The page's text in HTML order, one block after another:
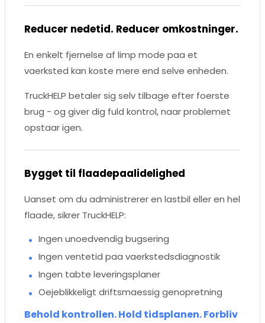
Reducer nedetid. Reducer omkostninger.
En enkelt fjernelse af limp mode paa et
vaerksted kan koste mere end selve enheden.
TruckHELP betaler sig selv tilbage efter foerste
brug - og giver dig fuld kontrol, naar problemet
opstaar igen.
Bygget til flaadepaalidelighed
Uanset om du administrerer en lastbil eller en hel
flaade, sikrer TruckHELP:
Ingen unoedvendig bugsering
Ingen ventetid paa vaerkstedsdiagnostik
Ingen tabte leveringsplaner
Oejeblikkeligt driftsmaessig genopretning
Behold kontrollen. Hold tidsplanen. Forbliv